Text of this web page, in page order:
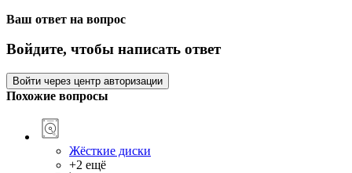
Ваш ответ на вопрос
Войдите, чтобы написать ответ
Войти через центр авторизации
Похожие вопросы
Жёсткие диски
+2 ещё